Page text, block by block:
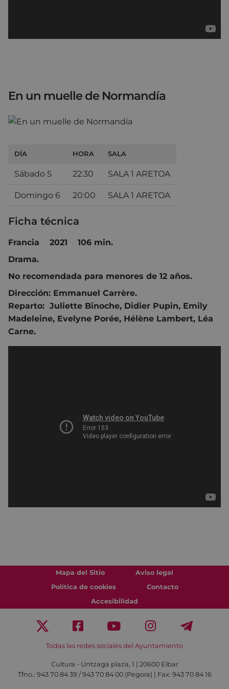
En un muelle de Normandía
DÍA HORA SALA
Sábado 5 22:30 SALA 1 ARETOA
Domingo 6 20:00 SALA 1 ARETOA
Ficha técnica
Francia 2021 106 min.
Drama.
No recomendada para menores de 12 años.
Dirección: Emmanuel Carrère.
Reparto: Juliette Binoche, Didier Pupin, Emily
Madeleine, Evelyne Porée, Hélène Lambert, Léa
Carne.
Mapa del Sitio
Aviso legal
Política de cookies
Contacto
Accesibilidad
Todas las redes sociales del Ayuntamiento
Cultura - Untzaga plaza, 1 | 20600 Eibar
Tfno.: 943 70 84 39 / 943 70 84 00 (Pegora) | Fax: 943 70 84 16